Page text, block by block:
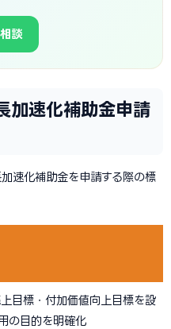
談
加速化補助金申請
速化補助金を申請する際の標
目標・付加価値向上目標を設
の目的を明確化